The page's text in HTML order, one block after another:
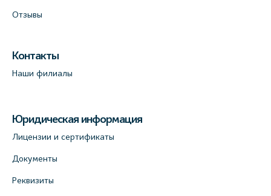
Отзывы
Контакты
Наши филиалы
Юридическая информация
Лицензии и сертификаты
Документы
Реквизиты